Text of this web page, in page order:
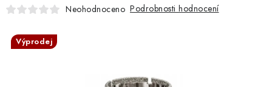
Neohodnoceno Podrobnosti hodnocení
Výprodej